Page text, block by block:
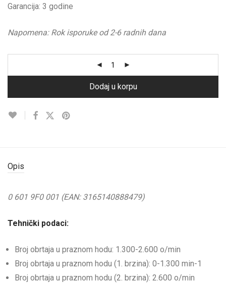
Garancija: 3 godine
Napomena: Rok isporuke od 2-6 radnih dana
Dodaj u korpu
Opis
0 601 9F0 001 (EAN: 3165140888479)
Tehnički podaci:
Broj obrtaja u praznom hodu: 1.300-2.600 o/min
Broj obrtaja u praznom hodu (1. brzina): 0-1.300 min-1
Broj obrtaja u praznom hodu (2. brzina): 2.600 o/min